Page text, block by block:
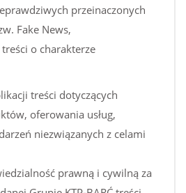
przeinaczonych
Fake News,
o charakterze
treści dotyczących
oferowania usług,
niezwiązanych z celami
prawną i cywilną za